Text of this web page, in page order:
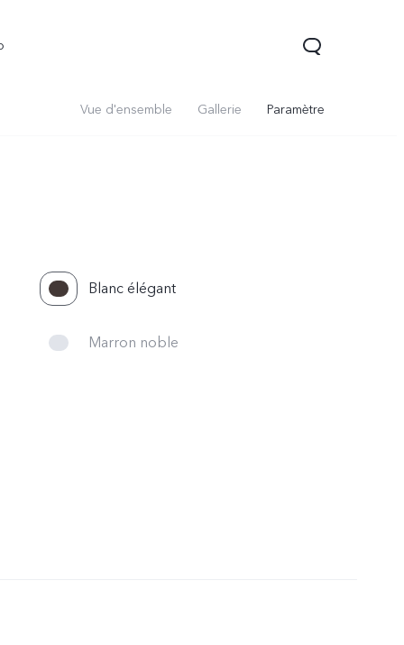
Vue d'ensemble Gallerie Paramètre
Blanc élégant
Marron noble